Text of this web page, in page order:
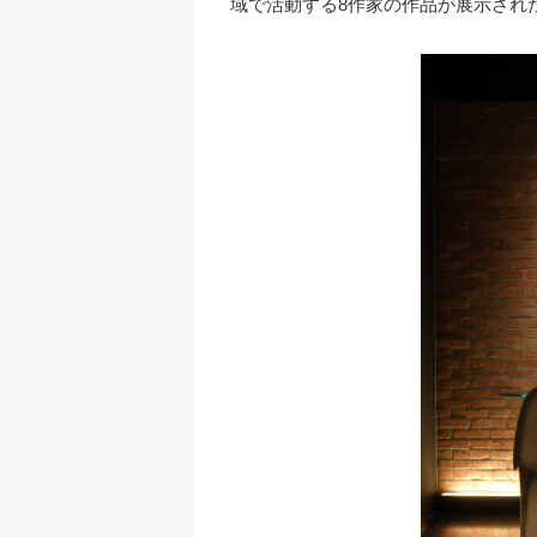
域で活動する8作家の作品が展示され